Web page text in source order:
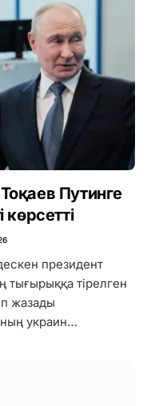
Путинге
президент
тірелген
жазады
украин…